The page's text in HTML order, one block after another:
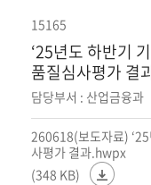
15165
‘25년도 하반기
품질심사평가 결
담당부서 : 산업금융과
260618(보도자료)
사평가 결과.hwpx
(348 KB)